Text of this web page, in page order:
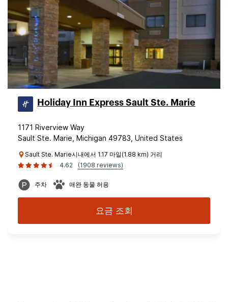
Holiday Inn Express Sault Ste. Marie
1171 Riverview Way
Sault Ste. Marie, Michigan 49783, United States
Sault Ste. Marie시내에서 1.17 마일(1.88 km) 거리
4.62
(1908 reviews)
주차 애완 동물 허용
요금 조회